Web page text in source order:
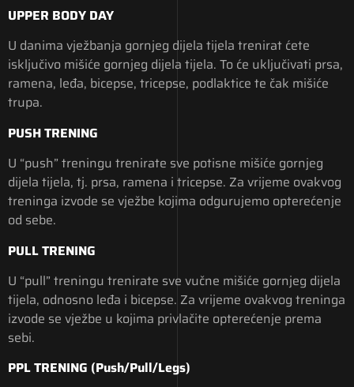
UPPER BODY DAY
U danima vježbanja gornjeg dijela tijela trenirat ćete
isključivo mišiće gornjeg dijela tijela. To će uključivati ​​prsa,
ramena, leđa, bicepse, tricepse, podlaktice te čak mišiće
trupa.
PUSH TRENING
U “push” treningu trenirate sve potisne mišiće gornjeg
dijela tijela, tj. prsa, ramena i tricepse. Za vrijeme ovakvog
treninga izvode se vježbe kojima odgurujemo opterećenje
od sebe.
PULL TRENING
U “pull” treningu trenirate sve vučne mišiće gornjeg dijela
tijela, odnosno leđa i bicepse. Za vrijeme ovakvog treninga
izvode se vježbe u kojima privlačite opterećenje prema
sebi.
PPL TRENING (Push/Pull/Legs)